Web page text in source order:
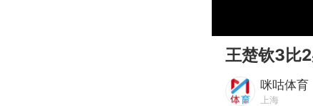
王楚钦3比
咪咕体育
上海